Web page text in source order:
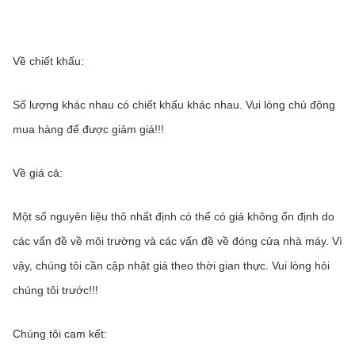
Về chiết khấu:
Số lượng khác nhau có chiết khấu khác nhau. Vui lòng chủ động
mua hàng để được giảm giá!!!
Về giá cả:
Một số nguyên liệu thô nhất định có thể có giá không ổn định do
các vấn đề về môi trường và các vấn đề về đóng cửa nhà máy. Vì
vậy, chúng tôi cần cập nhật giá theo thời gian thực. Vui lòng hỏi
chúng tôi trước!!!
Chúng tôi cam kết: